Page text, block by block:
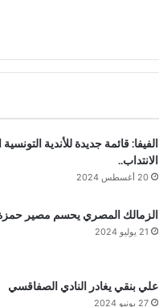
الفيفا: قائمة جديدة للأندية
الانتداب..
20 أغسطس 2024
الزمالك المصري يحسم مصير حمزة
21 يوليو 2024
علي بنقي يغادر النادي الصفاقسي
27 يونيو 2024